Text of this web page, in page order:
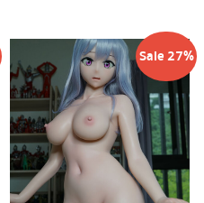
Sale 27%